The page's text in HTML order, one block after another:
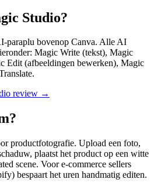
Studio?
paraplu bovenop Canva. Alle AI
Magic Write (tekst), Magic
Edit (afbeeldingen bewerken), Magic
review →
?
productfotografie. Upload een foto,
plaatst het product op een witte
scene. Voor e-commerce sellers
bespaart het uren handmatig editen.